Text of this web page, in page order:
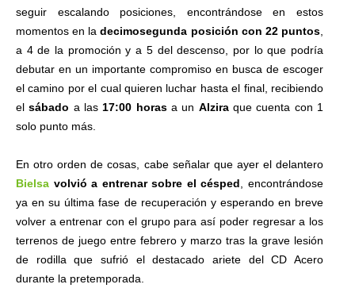
seguir escalando posiciones, encontrándose en estos
momentos en ladecimosegunda posición con 22 puntos
a 4 de la promoción y a 5 del descenso, por lo que podría
debutar en un importante compromiso en busca de escoger
el camino por el cual quieren luchar hasta el final, recibiendo
elsábado a las 17:00 horasa un Alziraque cuenta con 1
solo punto más.
En otro orden de cosas, cabe señalar que ayer el delantero
Bielsa volvió a entrenar sobre el césped , encontrándose
ya en su última fase de recuperación y esperando en breve
volver a entrenar con el grupo para así poder regresar a los
terrenos de juego entre febrero y marzo tras la grave lesión
de rodilla que sufrió el destacado ariete del CD Acero
durante la pretemporada.